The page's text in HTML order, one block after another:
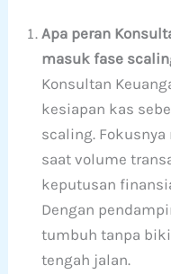
Apa peran
masuk fase
Konsultan
kesiapan kas
scaling.
saat volume
keputusan
Dengan
tumbuh tanpa
tengah jalan.